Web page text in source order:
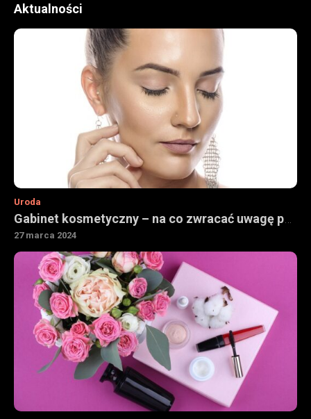
Aktualności
Uroda
Gabinet kosmetyczny – na co zwracać uwagę podczas wyboru
27 marca 2024